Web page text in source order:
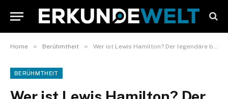
Home » Berühmtheit » Wer ist Lewis Hamilton? Der legendäre britische Rennfahrer
BERÜHMTHEIT